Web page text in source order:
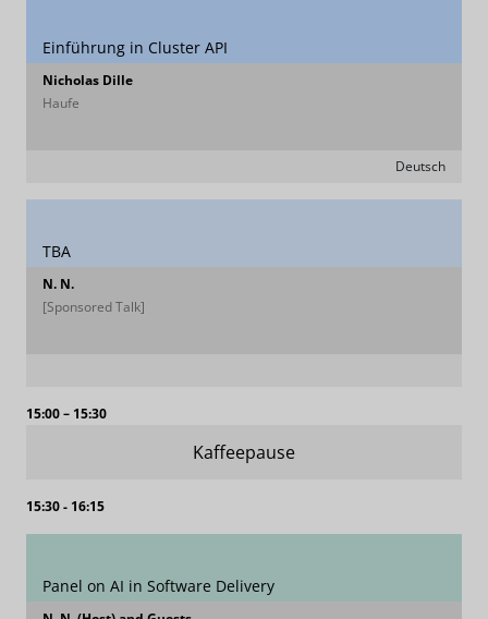
Einführung in Cluster API
Nicholas Dille
Haufe
Deutsch
TBA
N. N.
[Sponsored Talk]
15:00 – 15:30
Kaffeepause
15:30 - 16:15
Panel on AI in Software Delivery